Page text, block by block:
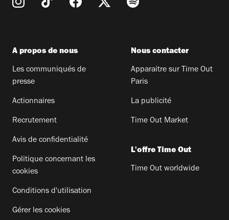
A propos de nous
Les communiqués de
presse
Actionnaires
Recrutement
Avis de confidentialité
Politique concernant les
cookies
Conditions d'utilisation
Gérer les cookies
Nous contacter
Apparaitre sur Time Out
Paris
La publicité
Time Out Market
L'offre Time Out
Time Out worldwide